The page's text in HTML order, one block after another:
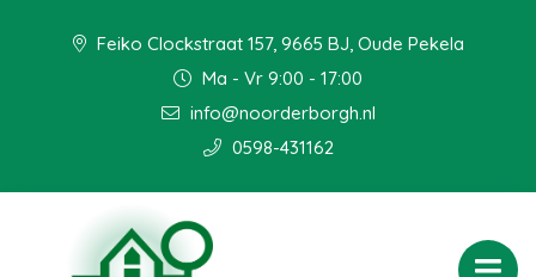
Feiko Clockstraat 157, 9665 BJ, Oude Pekela
Ma - Vr 9:00 - 17:00
info@noorderborgh.nl
0598-431162